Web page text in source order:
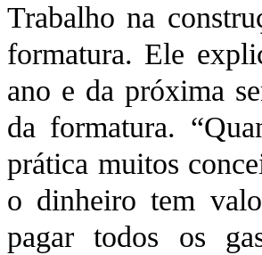
Trabalho na
formatura. Ele
ano e da próxima
da formatura.
prática muitos
o dinheiro tem
pagar todos os